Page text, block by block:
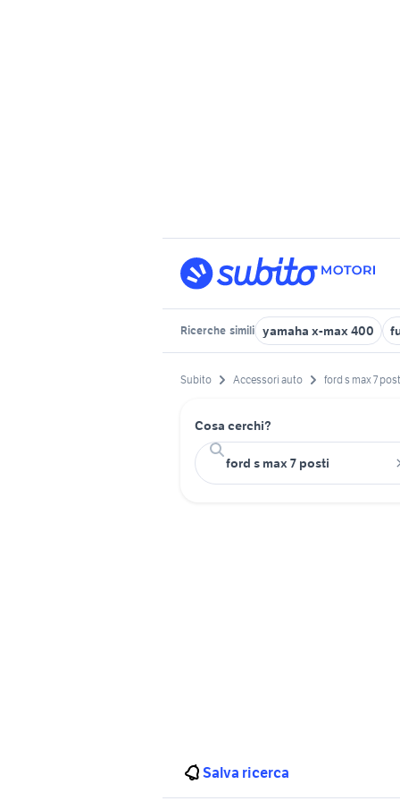
Ricerche simili yamaha x-max 400
Subito Accessori auto ford s max 7
Cosa cerchi?
Salva ricerca